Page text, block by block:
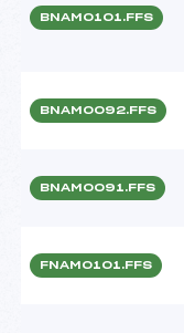
BNAM0101.FFS
BNAM0092.FFS
BNAM0091.FFS
FNAM0101.FFS